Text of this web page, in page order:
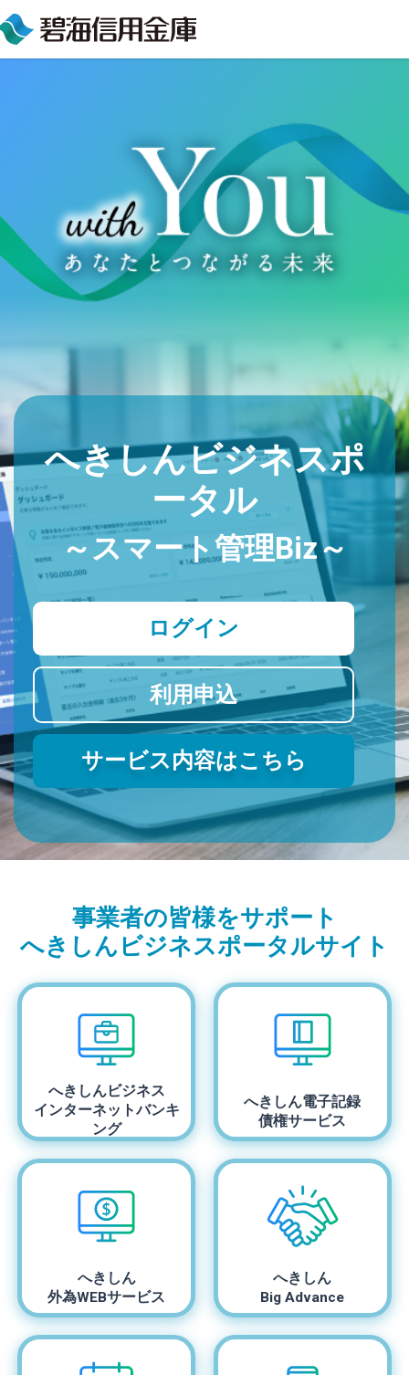
へきしんビジネスポ
ータル
～スマート管理Biz～
ログイン
利用申込
サービス内容はこちら
事業者の皆様をサポート
へきしんビジネスポータルサイト
へきしんビジネス
インターネットバンキ
ング
へきしん電子記録
債権サービス
へきしん
外為WEBサービス
へきしん
Big Advance